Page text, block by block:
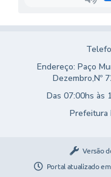
Endereço: Paço
Dezembro,Nº
Das 07:00hs às
Prefeitura
Versão
Portal atualizado